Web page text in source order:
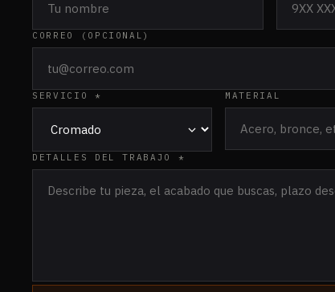
CORREO (OPCIONAL)
SERVICIO * MATERIAL
DETALLES DEL TRABAJO *